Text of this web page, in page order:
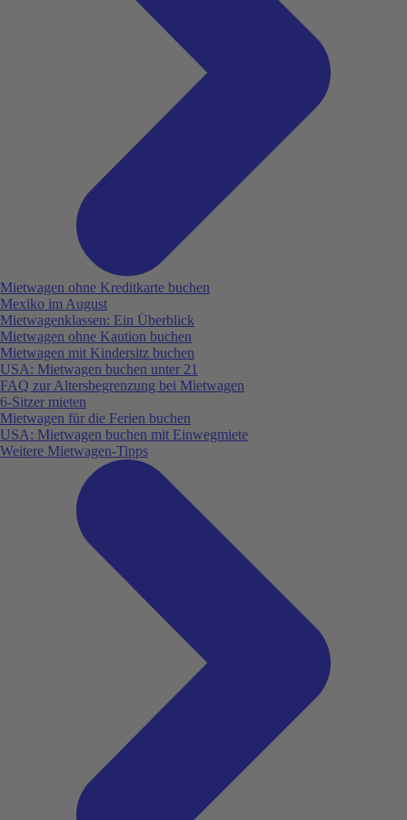
Mietwagen ohne Kreditkarte buchen
Mexiko im August
Mietwagenklassen: Ein Überblick
Mietwagen ohne Kaution buchen
Mietwagen mit Kindersitz buchen
USA: Mietwagen buchen unter 21
FAQ zur Altersbegrenzung bei Mietwagen
6-Sitzer mieten
Mietwagen für die Ferien buchen
USA: Mietwagen buchen mit Einwegmiete
Weitere Mietwagen-Tipps